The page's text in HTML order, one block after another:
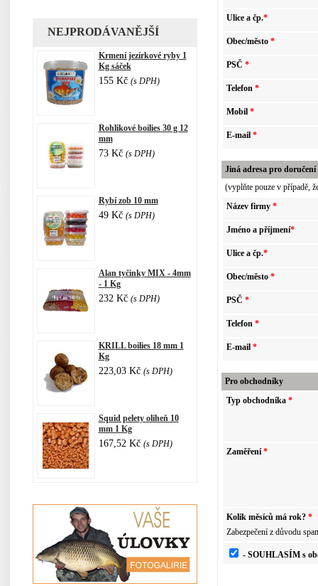
NEJPRODÁVANĚJŠÍ
Krmení jezírkové ryby 1
Kg sáček
155 Kč (s DPH)
Rohlikové boilies 30 g 12
mm
73 Kč (s DPH)
Rybí zob 10 mm
49 Kč (s DPH)
Alan tyčinky MIX - 4mm
- 1 Kg
232 Kč (s DPH)
KRILL boilies 18 mm 1
Kg
223,03 Kč (s DPH)
Squid pelety oliheň 10
mm 1 Kg
167,52 Kč (s DPH)
Ulice a čp.*
Obec/město *
PSČ *
Telefon *
Mobil *
E-mail *
Jiná adresa pro doručení
(vyplňte pouze v případě,
Název firmy *
Jméno a příjmení*
Ulice a čp.*
Obec/město *
PSČ *
Telefon *
E-mail *
Pro obchodníky
Typ obchodníka *
Zaměření*
Kolik měsíců má rok? *
Zabezpečení z důvodu
- SOUHLASÍM s